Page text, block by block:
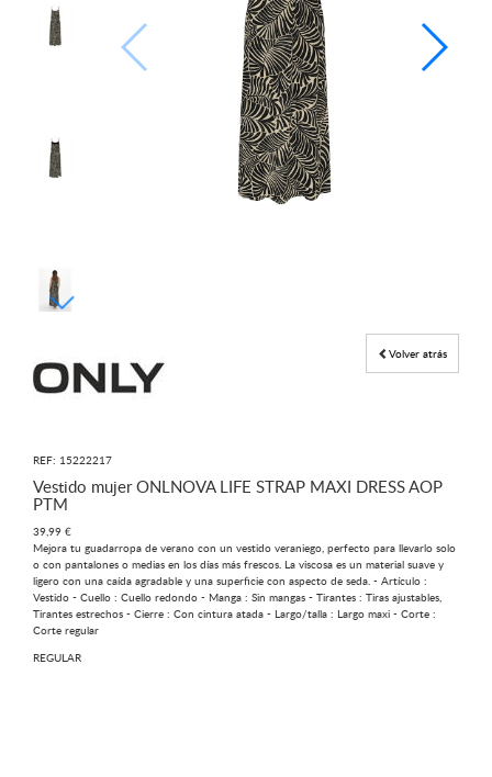
Volver atrás
REF: 15222217
Vestido mujer ONLNOVA LIFE STRAP MAXI DRESS AOP
PTM
39,99 €
Mejora tu guadarropa de verano con un vestido veraniego, perfecto para llevarlo solo
o con pantalones o medias en los días más frescos. La viscosa es un material suave y
ligero con una caída agradable y una superficie con aspecto de seda. - Artículo :
Vestido - Cuello : Cuello redondo - Manga : Sin mangas - Tirantes : Tiras ajustables,
Tirantes estrechos - Cierre : Con cintura atada - Largo/talla : Largo maxi - Corte :
Corte regular
REGULAR